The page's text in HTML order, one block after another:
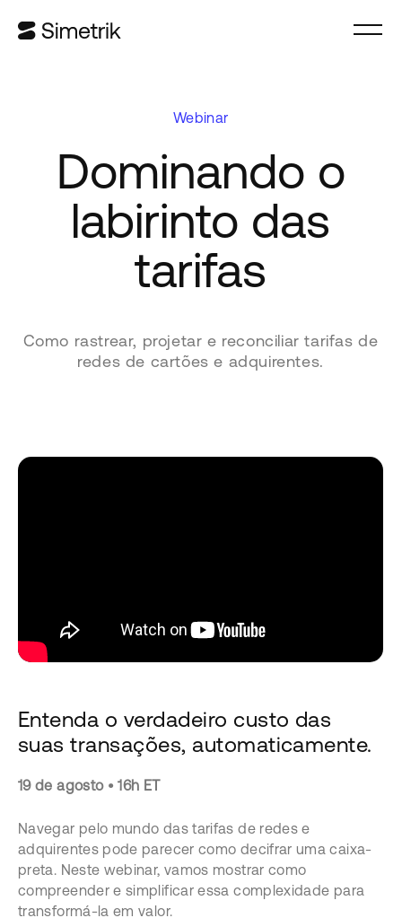
Webinar
Dominando o
labirinto das
tarifas
Como rastrear, projetar e reconciliar tarifas de
redes de cartões e adquirentes.
Entenda o verdadeiro custo das
suas transações, automaticamente.
19 de agosto • 16h ET
Navegar pelo mundo das tarifas de redes e
adquirentes pode parecer como decifrar uma caixa-
preta. Neste webinar, vamos mostrar como
compreender e simplificar essa complexidade para
transformá-la em valor.